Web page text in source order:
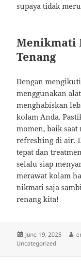
supaya tidak
Menikmati
Tenang
Dengan
menggunakan
menghabiskan
kolam Anda.
momen, baik saat
refreshing di air.
tepat dan
selalu siap
merawat kolam
nikmati saja
renang kita!
Posted
on
June 19, 2025
Uncategorized